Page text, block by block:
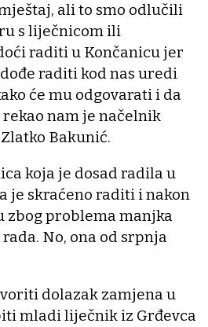
ali to smo odlučili
s liječnicom ili
raditi u Končanicu jer
raditi kod nas uredi
će mu odgovarati i da
rekao nam je načelnik
Bakunić.
koja je dosad radila u
je skraćeno raditi i nakon
zbog problema manjka
No, ona od srpnja
dolazak zamjena u
mladi liječnik iz Grđevca